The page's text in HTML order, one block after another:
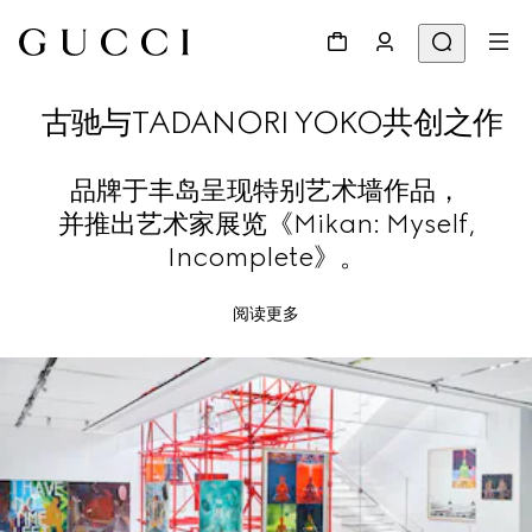
古驰与TADANORI YOKO共创之作
品牌于丰岛呈现特别艺术墙作品，
并推出艺术家展览《Mikan: Myself,
Incomplete》。
阅读更多